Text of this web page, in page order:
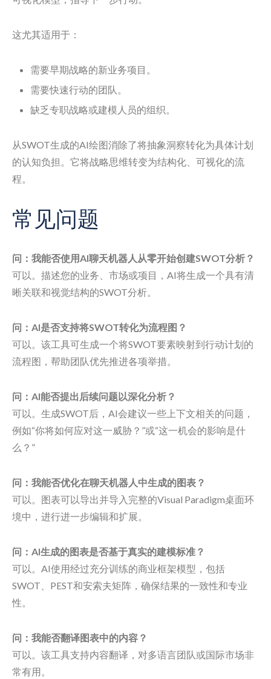
这尤其适用于：
需要早期战略的新业务项目。
需要快速行动的团队。
缺乏专职战略或建模人员的组织。
从SWOT生成的AI绘图消除了将抽象洞察转化为具体计划
的认知负担。它将战略思维转变为结构化、可视化的流
程。
常见问题
问：我能否使用AI聊天机器人从零开始创建SWOT分析？
可以。描述您的业务、市场或项目，AI将生成一个具有清
晰关联和视觉结构的SWOT分析。
问：AI是否支持将SWOT转化为流程图？
可以。该工具可生成一个将SWOT要素映射到行动计划的
流程图，帮助团队优先推进各项举措。
问：AI能否提出后续问题以深化分析？
可以。生成SWOT后，AI会建议一些上下文相关的问题，
例如“你将如何应对这一威胁？”或“这一机会的影响是什
么？”
问：我能否优化在聊天机器人中生成的图表？
可以。图表可以导出并导入完整的Visual Paradigm桌面环
境中，进行进一步编辑和扩展。
问：AI生成的图表是否基于真实的建模标准？
可以。AI使用经过充分训练的商业框架模型，包括
SWOT、PEST和安索夫矩阵，确保结果的一致性和专业
性。
问：我能否翻译图表中的内容？
可以。该工具支持内容翻译，对多语言团队或国际市场非
常有用。